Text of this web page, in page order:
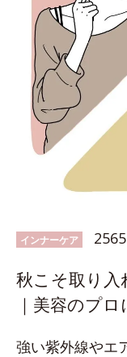
インナーケア
秋こそ取り
｜美容のプ
強い紫外線やエ